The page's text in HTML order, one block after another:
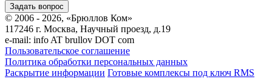
© 2006 - 2026, «Брюллов Ком»
117246 г. Москва, Научный проезд, д.19
e-mail: info AT brullov DOT com
Пользовательское соглашение
Политика обработки персональных данных
Раскрытие информации Готовые комплексы под ключ RMS